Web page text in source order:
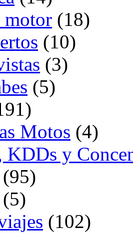
motor (18)
(10)
(3)
(5)
Motos (4)
KDDs y
(95)
(5)
(102)